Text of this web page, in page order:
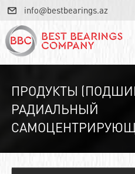
info@bestbearings.az
ПРОДУКТЫ
РАДИАЛЬНЫЙ